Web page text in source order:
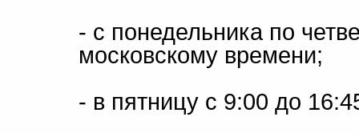
- с понедельника по
московскому времени;
- в пятницу с 9:00 до